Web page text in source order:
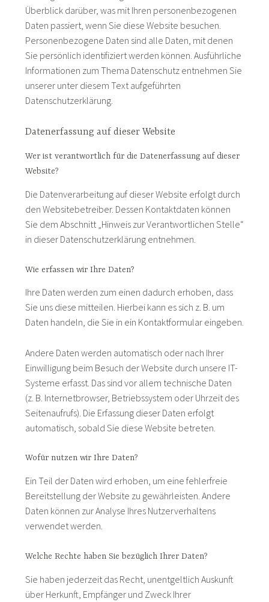
Überblick darüber, was mit Ihren personenbezogenen
Daten passiert, wenn Sie diese Website besuchen.
Personenbezogene Daten sind alle Daten, mit denen
Sie persönlich identifiziert werden können. Ausführliche
Informationen zum Thema Datenschutz entnehmen Sie
unserer unter diesem Text aufgeführten
Datenschutzerklärung.
Datenerfassung auf dieser Website
Wer ist verantwortlich für die Datenerfassung auf dieser
Website?
Die Datenverarbeitung auf dieser Website erfolgt durch
den Websitebetreiber. Dessen Kontaktdaten können
Sie dem Abschnitt „Hinweis zur Verantwortlichen Stelle“
in dieser Datenschutzerklärung entnehmen.
Wie erfassen wir Ihre Daten?
Ihre Daten werden zum einen dadurch erhoben, dass
Sie uns diese mitteilen. Hierbei kann es sich z. B. um
Daten handeln, die Sie in ein Kontaktformular eingeben.
Andere Daten werden automatisch oder nach Ihrer
Einwilligung beim Besuch der Website durch unsere IT-
Systeme erfasst. Das sind vor allem technische Daten
(z. B. Internetbrowser, Betriebssystem oder Uhrzeit des
Seitenaufrufs). Die Erfassung dieser Daten erfolgt
automatisch, sobald Sie diese Website betreten.
Wofür nutzen wir Ihre Daten?
Ein Teil der Daten wird erhoben, um eine fehlerfreie
Bereitstellung der Website zu gewährleisten. Andere
Daten können zur Analyse Ihres Nutzerverhaltens
verwendet werden.
Welche Rechte haben Sie bezüglich Ihrer Daten?
Sie haben jederzeit das Recht, unentgeltlich Auskunft
über Herkunft, Empfänger und Zweck Ihrer